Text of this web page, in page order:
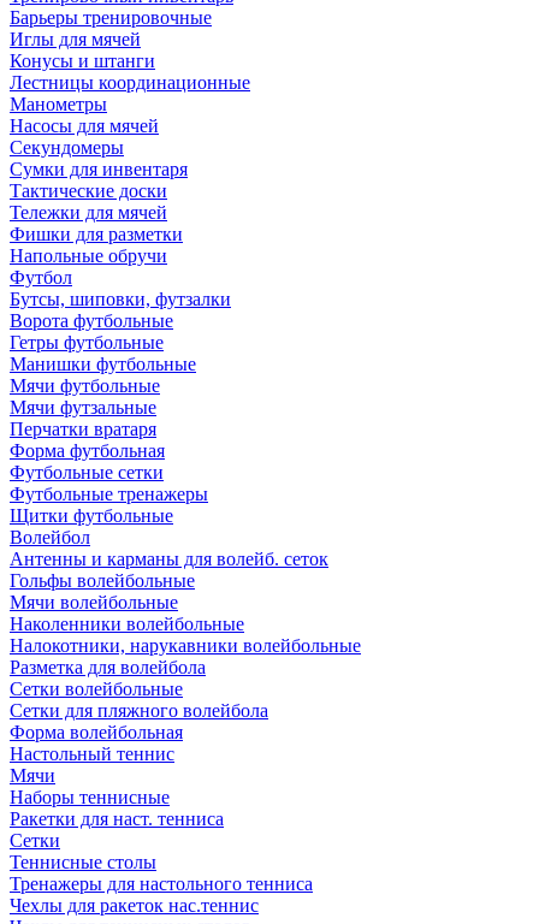
Барьеры тренировочные
Иглы для мячей
Конусы и штанги
Лестницы координационные
Манометры
Насосы для мячей
Секундомеры
Сумки для инвентаря
Тактические доски
Тележки для мячей
Фишки для разметки
Напольные обручи
Футбол
Бутсы, шиповки, футзалки
Ворота футбольные
Гетры футбольные
Манишки футбольные
Мячи футбольные
Мячи футзальные
Перчатки вратаря
Форма футбольная
Футбольные сетки
Футбольные тренажеры
Щитки футбольные
Волейбол
Антенны и карманы для волейб. сеток
Гольфы волейбольные
Мячи волейбольные
Наколенники волейбольные
Налокотники, нарукавники волейбольные
Разметка для волейбола
Сетки волейбольные
Сетки для пляжного волейбола
Форма волейбольная
Настольный теннис
Мячи
Наборы теннисные
Ракетки для наст. тенниса
Сетки
Теннисные столы
Тренажеры для настольного тенниса
Чехлы для ракеток нас.теннис